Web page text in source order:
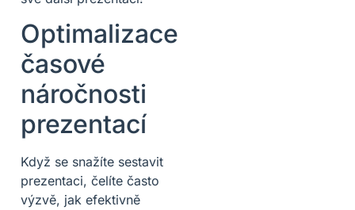
Optimalizace
časové
náročnosti
prezentací
Když se snažíte sestavit
prezentaci, čelíte často
výzvě, jak efektivně